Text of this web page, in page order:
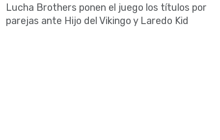
Lucha Brothers ponen el juego los títulos por
parejas ante Hijo del Vikingo y Laredo Kid